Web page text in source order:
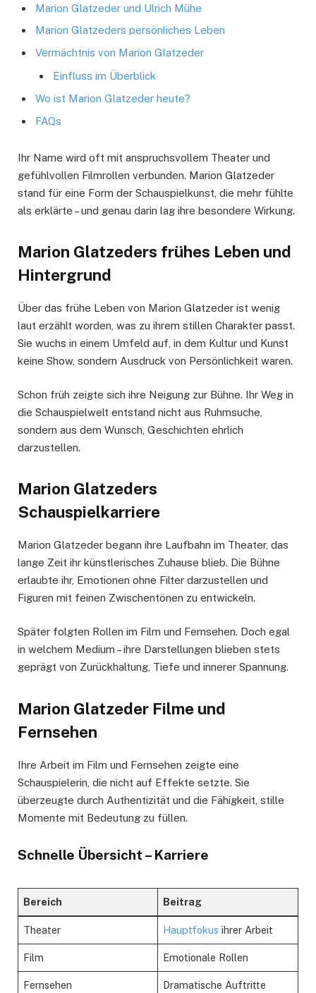
Marion Glatzeder und Ulrich Mühe
Marion Glatzeders persönliches Leben
Vermächtnis von Marion Glatzeder
Einfluss im Überblick
Wo ist Marion Glatzeder heute?
FAQs
Ihr Name wird oft mit anspruchsvollem Theater und
gefühlvollen Filmrollen verbunden. Marion Glatzeder
stand für eine Form der Schauspielkunst, die mehr fühlte
als erklärte – und genau darin lag ihre besondere Wirkung.
Marion Glatzeders frühes Leben und
Hintergrund
Über das frühe Leben von Marion Glatzeder ist wenig
laut erzählt worden, was zu ihrem stillen Charakter passt.
Sie wuchs in einem Umfeld auf, in dem Kultur und Kunst
keine Show, sondern Ausdruck von Persönlichkeit waren.
Schon früh zeigte sich ihre Neigung zur Bühne. Ihr Weg in
die Schauspielwelt entstand nicht aus Ruhmsuche,
sondern aus dem Wunsch, Geschichten ehrlich
darzustellen.
Marion Glatzeders
Schauspielkarriere
Marion Glatzeder begann ihre Laufbahn im Theater, das
lange Zeit ihr künstlerisches Zuhause blieb. Die Bühne
erlaubte ihr, Emotionen ohne Filter darzustellen und
Figuren mit feinen Zwischentönen zu entwickeln.
Später folgten Rollen im Film und Fernsehen. Doch egal
in welchem Medium – ihre Darstellungen blieben stets
geprägt von Zurückhaltung, Tiefe und innerer Spannung.
Marion Glatzeder Filme und
Fernsehen
Ihre Arbeit im Film und Fernsehen zeigte eine
Schauspielerin, die nicht auf Effekte setzte. Sie
überzeugte durch Authentizität und die Fähigkeit, stille
Momente mit Bedeutung zu füllen.
Schnelle Übersicht – Karriere
Bereich Beitrag
Theater Hauptfokusihrer Arbeit
Film Emotionale Rollen
Fernsehen Dramatische Auftritte